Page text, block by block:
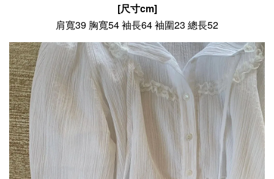
[尺寸cm]
肩寬39 胸寬54 袖長64 袖圍23 總長52